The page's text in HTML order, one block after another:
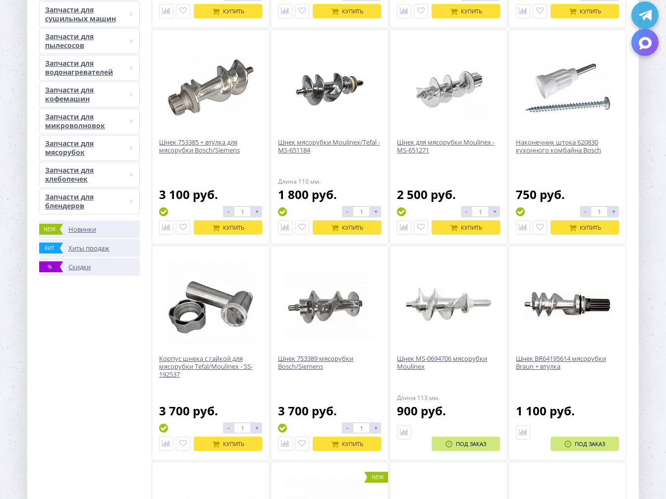
Запчасти для
сушильных машин
Запчасти для
пылесосов
Запчасти для
водонагревателей
Запчасти для
кофемашин
Запчасти для
микроволновок
Запчасти для
мясорубок
Запчасти для
хлебопечек
Запчасти для
блендеров
NEW Новинки
ХИТ Хиты продаж
% Скидки
КУПИТЬ КУПИТЬ КУПИТЬ КУПИТЬ
Шнек 753385 + втулка для
мясорубки Bosch/Siemens
3 100 руб.
- +
КУПИТЬ
Шнек мясорубки Moulinex/Tefal -
MS-651184
Длина 110 мм.
1 800 руб.
- +
КУПИТЬ
Шнек для мясорубки Moulinex -
MS-651271
2 500 руб.
- +
КУПИТЬ
Наконечник штока 620830
кухонного комбайна Bosch
750 руб.
- +
КУПИТЬ
Корпус шнека с гайкой для
мясорубки Tefal/Moulinex - SS-
192537
3 700 руб.
- +
КУПИТЬ
Шнек 753389 мясорубки
Bosch/Siemens
3 700 руб.
- +
КУПИТЬ
Шнек MS-0694706 мясорубки
Moulinex
Длина 113 мм.
900 руб.
ПОД ЗАКАЗ
Шнек BR64195614 мясорубки
Braun + втулка
1 100 руб.
ПОД ЗАКАЗ
NEW